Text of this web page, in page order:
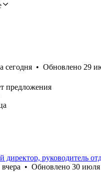
сегодня • Обновлено 29
предложения
директор, руководитель
вчера • Обновлено 30 июля